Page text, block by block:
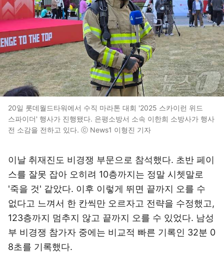
20일 롯데월드타워에서 수직 마라톤 대회 '2025 스카이런 위드
스파이더' 행사가 진행됐다. 은평소방서 소속 이한희 소방사가 행사
전 소감을 전하고 있다. ⓒ News1 이형진 기자
이날 취재진도 비경쟁 부문으로 참석했다. 초반 페이
스를 잘못 잡아 오히려 10층까지는 정말 시쳇말로
'죽을 것' 같았다. 이후 이렇게 뛰면 끝까지 오를 수
없다고 느껴서 한 칸씩만 오르자고 전략을 수정했고,
123층까지 멈추지 않고 끝까지 오를 수 있었다. 남성
부 비경쟁 참가자 중에는 비교적 빠른 기록인 32분 0
8초를 기록했다.